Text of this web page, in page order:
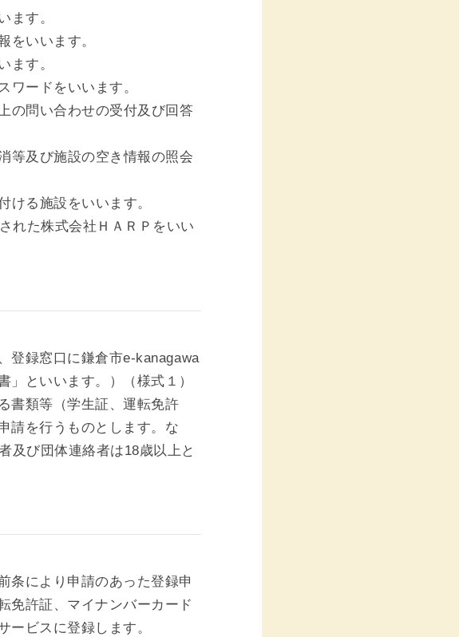
ます。
をいいます。
ます。
ワードをいいます。
の問い合わせの受付及び回答
等及び施設の空き情報の照会
る施設をいいます。
れた株式会社ＨＡＲＰをいい
登録窓口に鎌倉市e-kanagawa
といいます。）（様式１）
書類等（学生証、運転免許
請を行うものとします。な
及び団体連絡者は18歳以上と
により申請のあった登録申
免許証、マイナンバーカード
ービスに登録します。